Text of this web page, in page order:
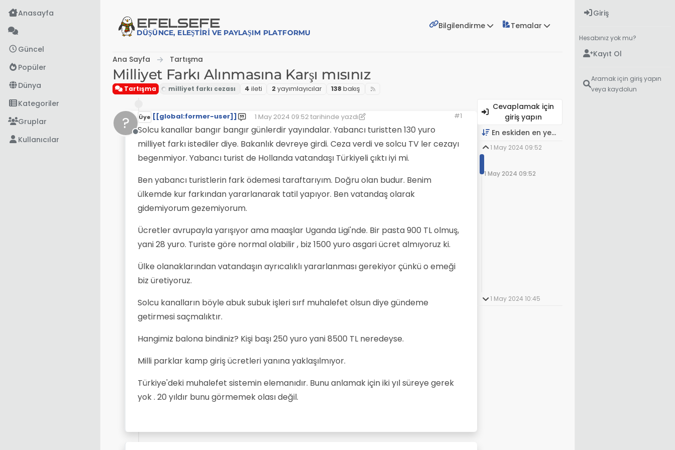
İçeriğe atla
Anasayfa
Güncel
Popüler
Dünya
Kategoriler
Gruplar
Kullanıcılar
EFELSEFE
DÜŞÜNCE, ELEŞTIRI VE PAYLAŞIM PLATFORMU
Bilgilendirme Temalar
Ana Sayfa Tartışma
Milliyet Farkı Alınmasına Karşı mısınız
Tartışma 4 i̇leti 2yayımlayıcılar 138bakış
?
Çevrimdışı
Üye [[global:former-user]] 1 May 2024 09:52tarihinde yazdı
Son düzenleyen: [[global:former-user]]
#1
Solcu kanallar bangır bangır günlerdir yayındalar. Yabancı turistten 130 yuro
milliyet farkı istediler diye. Bakanlık devreye girdi. Ceza verdi ve solcu TV ler cezayı
begenmiyor. Yabancı turist de Hollanda vatandaşı Türkiyeli çıktı iyi mi.
Ben yabancı turistlerin fark ödemesi taraftarıyım. Doğru olan budur. Benim
ülkemde kur farkından yararlanarak tatil yapıyor. Ben vatandaş olarak
gidemiyorum gezemiyorum.
Ücretler avrupayla yarışıyor ama maaşlar Uganda Ligi'nde. Bir pasta 900 TL olmuş,
yani 28 yuro. Turiste göre normal olabilir , biz 1500 yuro asgari ücret almıyoruz ki.
Ülke olanaklarından vatandaşın ayrıcalıklı yararlanması gerekiyor çünkü o emeği
biz üretiyoruz.
Solcu kanalların böyle abuk subuk işleri sırf muhalefet olsun diye gündeme
getirmesi saçmalıktır.
Hangimiz balona bindiniz? Kişi başı 250 yuro yani 8500 TL neredeyse.
Milli parklar kamp giriş ücretleri yanına yaklaşılmıyor.
Türkiye'deki muhalefet sistemin elemanıdır. Bunu anlamak için iki yıl süreye gerek
yok . 20 yıldır bunu görmemek olası değil.
Cevaplamak için
giriş yapın
En eskiden en yeniye
1 May 2024 09:52
1 May 2024 09:52
1 May 2024 10:45
Giriş
Hesabınız yok mu?
Kayıt Ol
Aramak için giriş yapın
veya kaydolun